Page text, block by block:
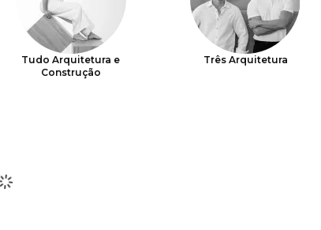
Tudo Arquitetura e
Construção
Três Arquitetura